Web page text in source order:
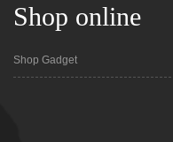
Shop online
Shop Gadget